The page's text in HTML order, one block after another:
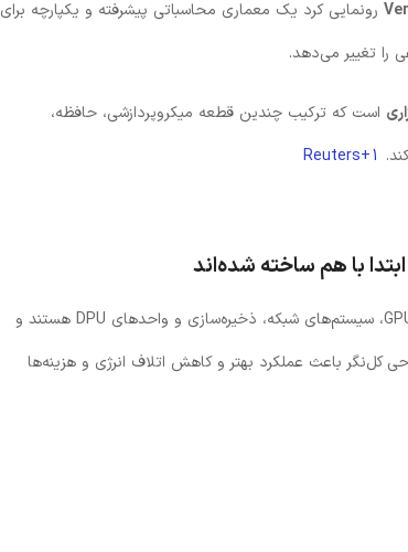
رونمایی کرد یک معماری محاسباتی پیشرفته و یکپارچه برای
تغییر می‌دهد.
است که ترکیب چندین قطعه میکروپردازشی، حافظه،
Reuters+1
تشکیل شده که شامل پردازنده‌های GPU، CPU، سیستم‌های شبکه، ذخیره‌سازی و واحدهای DPU هستند و
کل‌نگر باعث عملکرد بهتر و کاهش اتلاف انرژی و هزینه‌ها